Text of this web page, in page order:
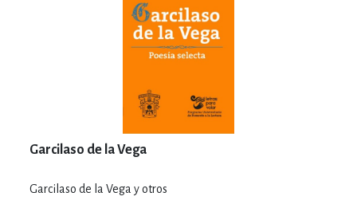
Garcilaso de la Vega
Garcilaso de la Vega y otros